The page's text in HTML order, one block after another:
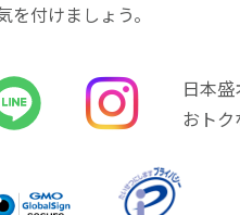
付けましょう。
日本
おト